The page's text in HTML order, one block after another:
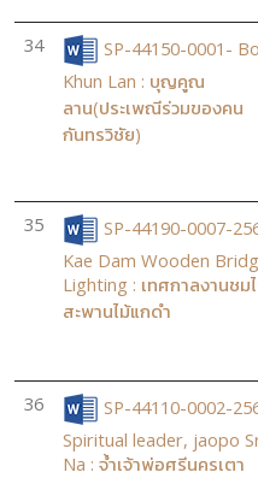
34
SP-44150-0001-
Khun Lan : บุญคูณ
ลาน(ประเพณีร่วมของคน
กันทรวิชัย)
35
SP-44190-0007-
Kae Dam Wooden
Lighting : เทศกาลงานชม
สะพานไม้แกดำ
36
SP-44110-0002-
Spiritual leader, jaopo
Na : จ้ำเจ้าพ่อศรีนครเตา